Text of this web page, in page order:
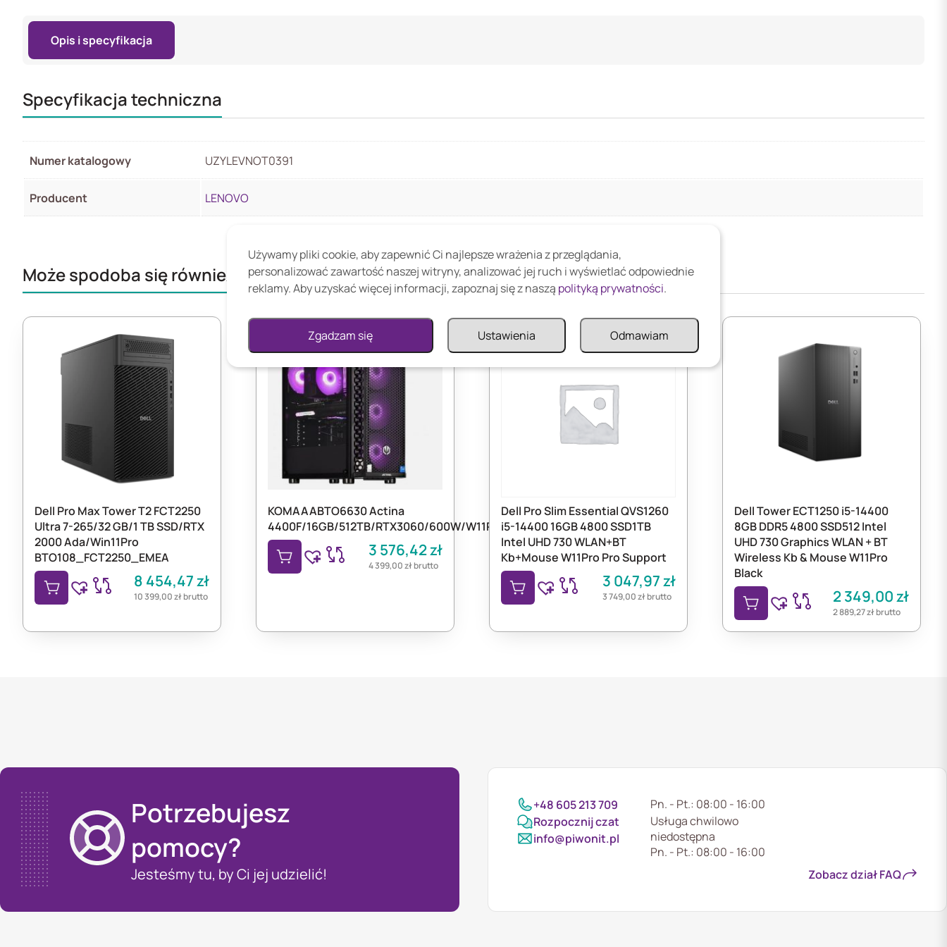
Opis i specyfikacja
Specyfikacja techniczna
Numer katalogowy UZYLEVNOT0391
Producent LENOVO
Może spodoba się również...
Dell Pro Max Tower T2 FCT2250
Ultra 7-265/32 GB/1 TB SSD/RTX
2000 Ada/Win11Pro
BTO108_FCT2250_EMEA
8 454,47zł
10 399,00złbrutto
KOMAAABTO6630 Actina
4400F/16GB/512TB/RTX3060/600W/W11P
3 576,42zł
4 399,00złbrutto
Dell Pro Slim Essential QVS1260
i5-14400 16GB 4800 SSD1TB
Intel UHD 730 WLAN+BT
Kb+Mouse W11Pro Pro Support
3 047,97zł
3 749,00złbrutto
Dell Tower ECT1250 i5-14400
8GB DDR5 4800 SSD512 Intel
UHD 730 Graphics WLAN + BT
Wireless Kb & Mouse W11Pro
Black
2 349,00zł
2 889,27złbrutto
Potrzebujesz
pomocy?
Jesteśmy tu, by Ci jej udzielić!
+48 605 213 709
Rozpocznij czat
info@piwonit.pl
Pn. - Pt.: 08:00 - 16:00
Usługa chwilowo
niedostępna
Pn. - Pt.: 08:00 - 16:00
Zobacz dział FAQ
Używamy pliki cookie, aby zapewnić Ci najlepsze wrażenia z przeglądania,
personalizować zawartość naszej witryny, analizować jej ruch i wyświetlać odpowiednie
reklamy. Aby uzyskać więcej informacji, zapoznaj się z naszą polityką prywatności.
Zgadzam się Ustawienia Odmawiam